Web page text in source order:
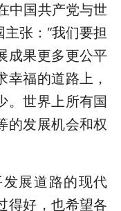
国共产党与世
张：“我们要担
成果更多更公平
福的道路上，
。世界上所有国
的发展机会和权
展道路的现代
得好，也希望各